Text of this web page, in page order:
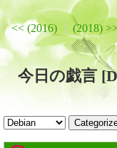
<< (2016) (2018)
今日の戯言